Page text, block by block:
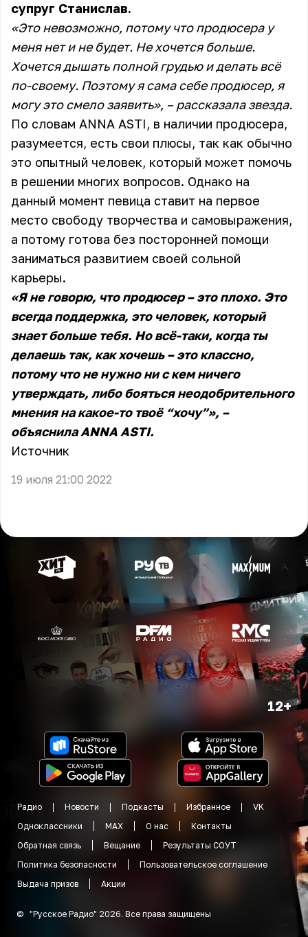
супруг Станислав.
«Это невозможно, потому что продюсера у
меня нет и не будет. Не хочется больше.
Хочется дышать полной грудью и делать всё
по-своему. Поэтому я сама себе продюсер, я
могу это смело заявить», – рассказала звезда.
По словам ANNA ASTI, в наличии продюсера,
разумеется, есть свои плюсы, так как обычно
это опытный человек, который может помочь
в решении многих вопросов. Однако на
данный момент певица ставит на первое
место свободу творчества и самовыражения,
а потому готова без посторонней помощи
заниматься развитием своей сольной
карьеры.
«Я не говорю, что продюсер – это плохо. Это
всегда поддержка, это человек, который
знает больше тебя. Но всё-таки, когда ты
делаешь так, как хочешь – это классно,
потому что не нужно ни с кем ничего
утверждать, либо бояться неодобрительного
мнения на какое-то твоё “хочу”», –
объяснила ANNA ASTI.
Источник
19 июля 21:00 2022
12+
Радио Новости Подкасты Избранное
VK
Одноклассники
MAX О нас
Контакты
Обратная связь
Вещание
Результаты СОУТ
Политика безопасности
Пользовательское соглашение
Выдача призов
Акции
© "Русское Радио" 2026. Все права защищены